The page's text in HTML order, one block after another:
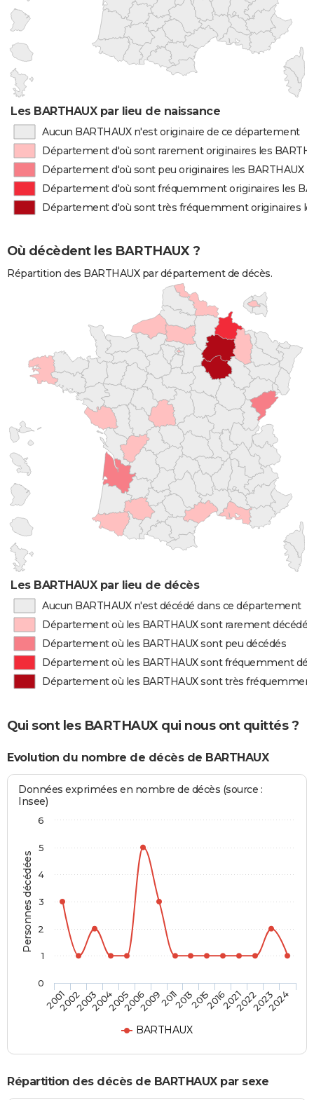
Les BARTHAUX par lieu de naissance
Aucun BARTHAUX n'est originaire de ce département
Département d'où sont rarement originaires les
Département d'où sont peu originaires les BARTHAUX
Département d'où sont fréquemment originaires les
Département d'où sont très fréquemment originaires
Où décèdent les BARTHAUX ?
Répartition des BARTHAUX par département de décès.
Les BARTHAUX par lieu de décès
Aucun BARTHAUX n'est décédé dans ce département
Département où les BARTHAUX sont rarement décédés
Département où les BARTHAUX sont peu décédés
Département où les BARTHAUX sont fréquemment
Département où les BARTHAUX sont très
Qui sont les BARTHAUX qui nous ont quittés ?
Evolution du nombre de décès de BARTHAUX
Personnes décédées
Données exprimées en nombre de décès (source :
Insee)
BARTHAUX
200120022003200420052006200920112013201520162021202220232024
0
1
2
3
4
5
6
Répartition des décès de BARTHAUX par sexe